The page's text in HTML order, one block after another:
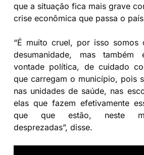
que a situação fica mais grave
crise econômica que passa o
“É muito cruel, por isso somos
desumanidade, mas
vontade política, de cuidado
que carregam o município, pois
nas unidades de saúde, nas
elas que fazem efetivamente
que que estão, neste
desprezadas”, disse.